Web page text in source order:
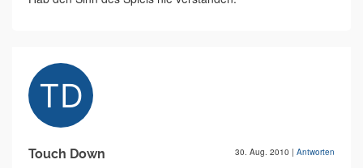
Touch Down 30. Aug. 2010 | Antworten